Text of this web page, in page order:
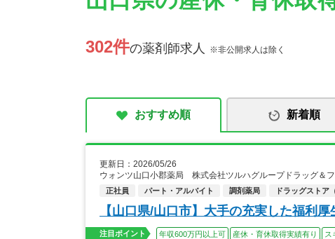
302件の薬剤師求人 ※非公開求人は除く
おすすめ順 新着順
更新日：2026/05/26
ウォンツ山口小郡薬局 株式会社ツルハグループドラッグ＆
正社員 パート・アルバイト 調剤薬局 ドラッグストア
【山口県/山口市】大手の充実した福利
注目ポイント 年収600万円以上可 産休・育休取得実績有り ス